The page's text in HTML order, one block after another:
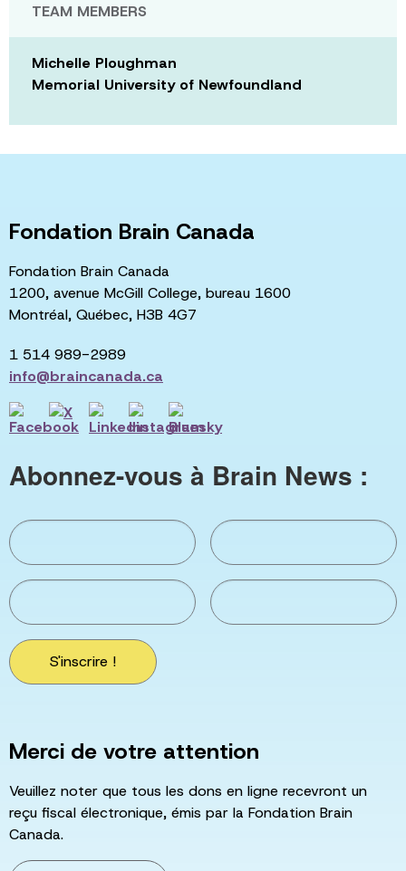
TEAM MEMBERS
Michelle Ploughman
Memorial University of Newfoundland
Fondation Brain Canada
Fondation Brain Canada
1200, avenue McGill College, bureau 1600
Montréal, Québec, H3B 4G7
1 514 989-2989
info@braincanada.ca
Abonnez-vous à Brain News :
S'inscrire !
Merci de votre attention
Veuillez noter que tous les dons en ligne recevront un
reçu fiscal électronique, émis par la Fondation Brain
Canada.